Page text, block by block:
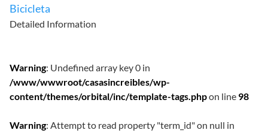
Bicicleta
Detailed Information
Warning: Undefined array key 0 in
/www/wwwroot/casasincreibles/wp-
content/themes/orbital/inc/template-tags.phpon line 98
Warning: Attempt to read property "term_id" on null in